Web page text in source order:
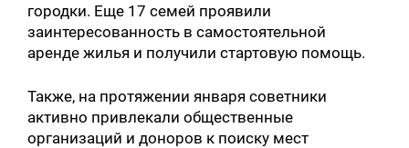
городки. Еще 17 семей проявили
заинтересованность в самостоятельной
аренде жилья и получили стартовую помощь.
Также, на протяжении января советники
активно привлекали общественные
организаций и доноров к поиску мест